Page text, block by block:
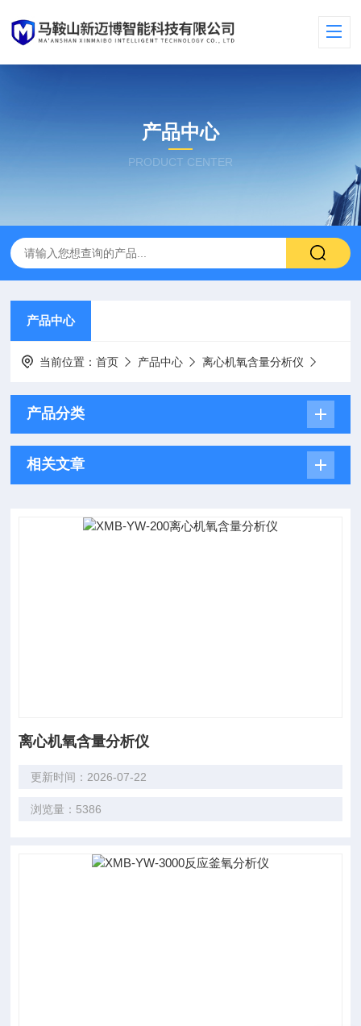
产品中心
PRODUCT CENTER
产品中心
当前位置：首页 产品中心 离心机氧含量分析仪
产品分类
相关文章
离心机氧含量分析仪
更新时间：2026-07-22
浏览量：5386